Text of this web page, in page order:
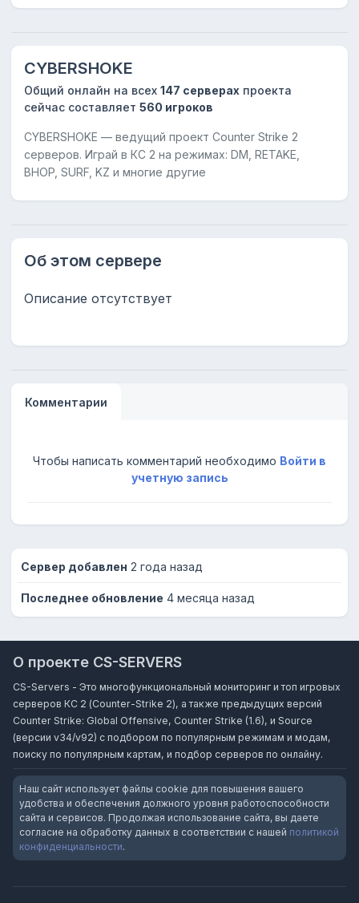
CYBERSHOKE
Общий онлайн на всех 147 серверах проекта
сейчас составляет 560 игроков
CYBERSHOKE — ведущий проект Counter Strike 2
серверов. Играй в КС 2 на режимах: DM, RETAKE,
BHOP, SURF, KZ и многие другие
Об этом сервере
Описание отсутствует
Комментарии
Чтобы написать комментарий необходимо Войти в
учетную запись
Сервер добавлен 2 года назад
Последнее обновление 4 месяца назад
О проекте CS-SERVERS
CS-Servers - Это многофункциональный мониторинг и топ игровых
серверов КС 2 (Counter-Strike 2), а также предыдущих версий
Counter Strike: Global Offensive, Counter Strike (1.6), и Source
(версии v34/v92) с подбором по популярным режимам и модам,
поиску по популярным картам, и подбор серверов по онлайну.
Наш сайт использует файлы cookie для повышения вашего
удобства и обеспечения должного уровня работоспособности
сайта и сервисов. Продолжая использование сайта, вы даете
согласие на обработку данных в соответствии с нашей политикой
конфиденциальности.